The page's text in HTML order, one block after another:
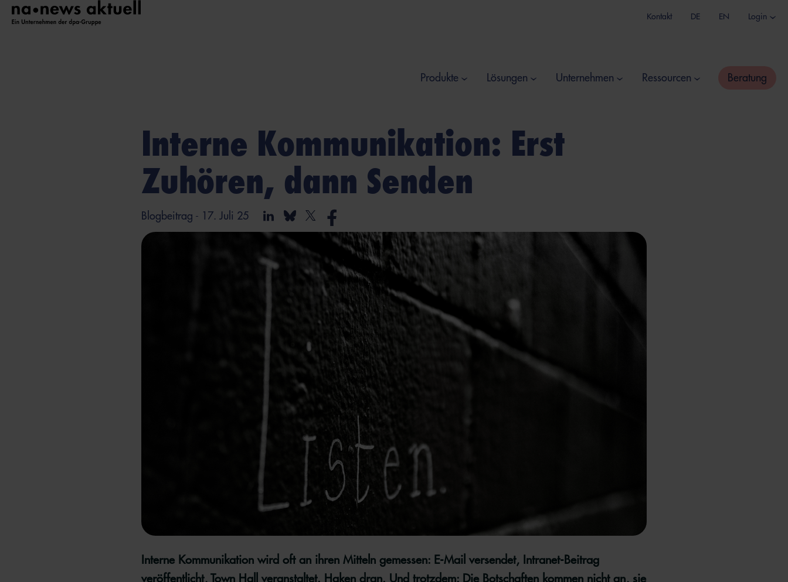
Produkte Lösungen Unternehmen Ressourcen Beratung
Kontakt DE EN Login
Interne Kommunikation: Erst
Zuhören, dann Senden
Blogbeitrag - 17. Juli 25
Interne Kommunikation wird oft an ihren Mitteln gemessen: E-Mail versendet, Intranet-Beitrag
veröffentlicht, Town Hall veranstaltet. Haken dran. Und trotzdem: Die Botschaften kommen nicht an, sie